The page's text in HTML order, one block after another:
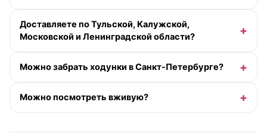
Доставляете по Тульской, Калужской,
Московской и Ленинградской области?
Можно забрать ходунки в Санкт-Петербурге?
Можно посмотреть вживую?